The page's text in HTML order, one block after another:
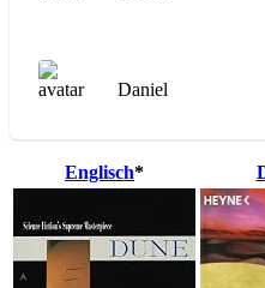
Daniel
Englisch*